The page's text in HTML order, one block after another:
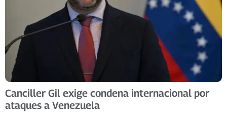
Canciller Gil exige condena internacional por
ataques a Venezuela